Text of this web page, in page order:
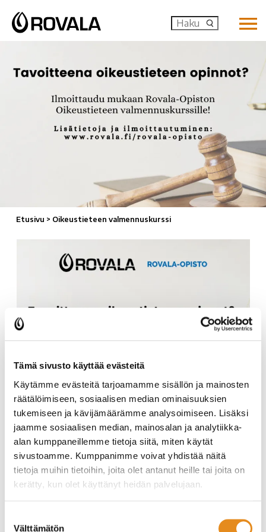
Tämä sivusto käyttää evästeitä
Käytämme evästeitä tarjoamamme sisällön ja mainosten
räätälöimiseen, sosiaalisen median ominaisuuksien
tukemiseen ja kävijämäärämme analysoimiseen. Lisäksi
jaamme sosiaalisen median, mainosalan ja analytiikka-
alan kumppaneillemme tietoja siitä, miten käytät
sivustoamme. Kumppanimme voivat yhdistää näitä
tietoja muihin tietoihin, joita olet antanut heille tai joita on
kerätty, kun olet käyttänyt heidän palvelujaan.
Välttämätön
Etusivu > Oikeustieteen valmennuskurssi
Haluatko valmistautua oikeustieteen pääsykokeisiin